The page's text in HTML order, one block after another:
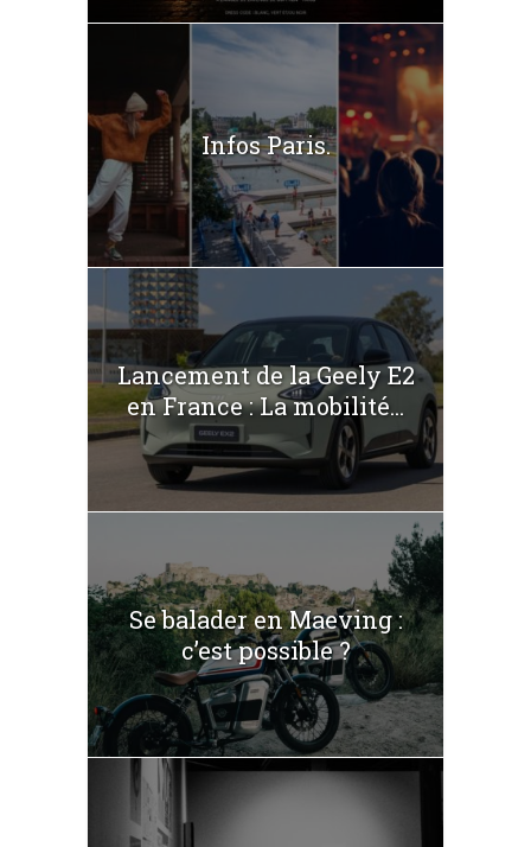
Infos Paris.
Lancement de la Geely E2
en France : La mobilité...
Se balader en Maeving :
c’est possible ?